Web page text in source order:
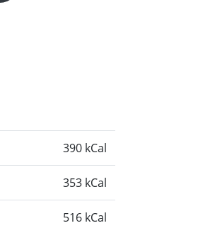
390 kCal
353 kCal
516 kCal